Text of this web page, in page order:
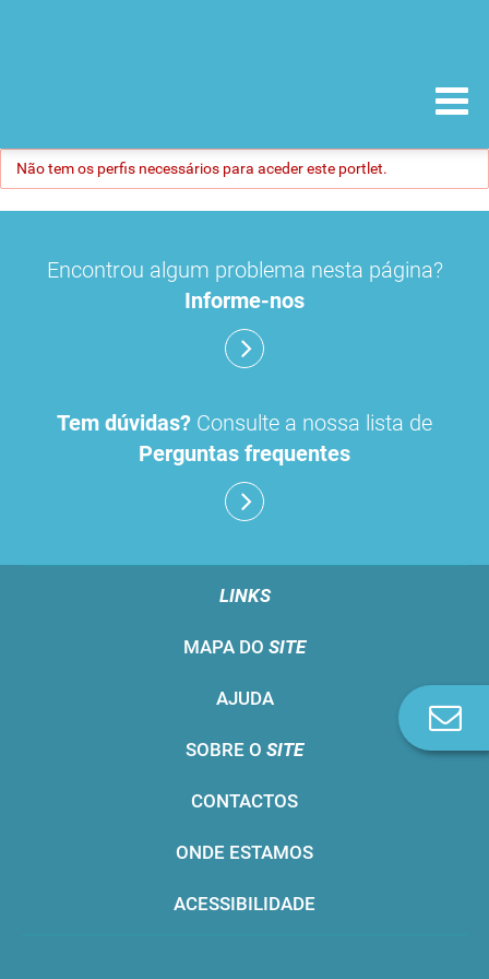
Não tem os perfis necessários para aceder este portlet.
Encontrou algum problema nesta página?
Informe-nos
Tem dúvidas? Consulte a nossa lista de
Perguntas frequentes
LINKS
MAPA DO SITE
AJUDA
SOBRE O SITE
CONTACTOS
ONDE ESTAMOS
ACESSIBILIDADE